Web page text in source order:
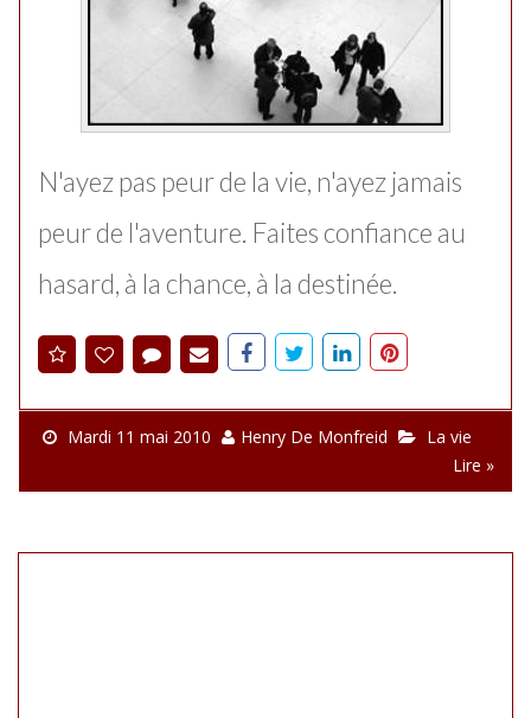
N'ayez pas peur de la vie, n'ayez jamais
peur de l'aventure. Faites confiance au
hasard, à la chance, à la destinée.
Mardi 11 mai 2010 Henry De Monfreid
La vie
Lire »